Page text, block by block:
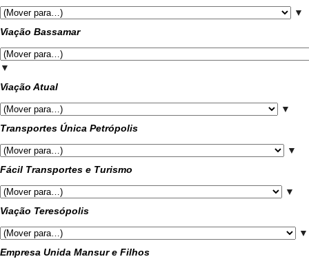
▼
Viação Bassamar
▼
Viação Atual
▼
Transportes Única Petrópolis
▼
Fácil Transportes e Turismo
▼
Viação Teresópolis
▼
Empresa Unida Mansur e Filhos